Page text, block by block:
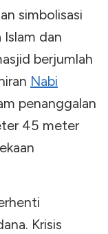
simbolisasi
dan
berjumlah
Nabi
penanggalan
45 meter
Krisis